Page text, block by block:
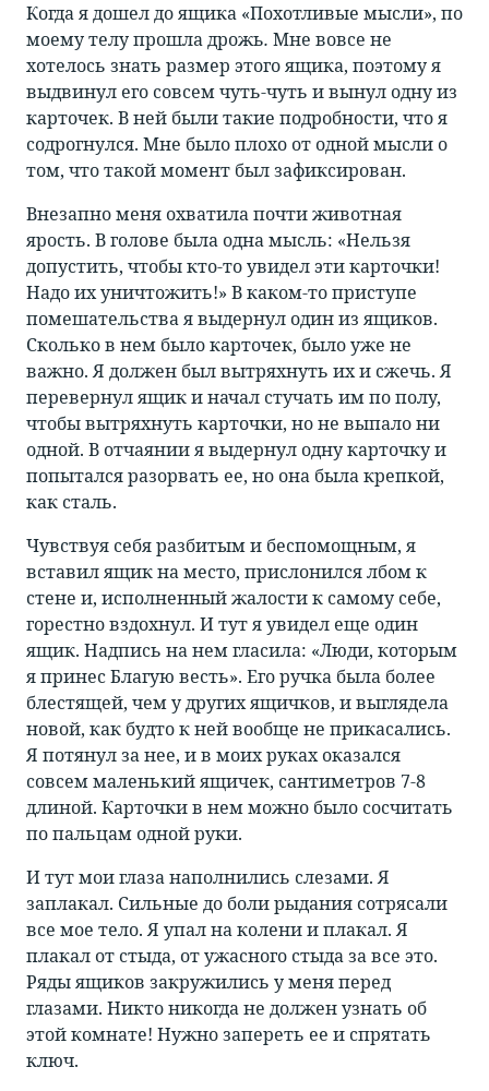
Когда я дошел до ящика «Похотливые мысли», по
моему телу прошла дрожь. Мне вовсе не
хотелось знать размер этого ящика, поэтому я
выдвинул его совсем чуть-чуть и вынул одну из
карточек. В ней были такие подробности, что я
содрогнулся. Мне было плохо от одной мысли о
том, что такой момент был зафиксирован.
Внезапно меня охватила почти животная
ярость. В голове была одна мысль: «Нельзя
допустить, чтобы кто-то увидел эти карточки!
Надо их уничтожить!» В каком-то приступе
помешательства я выдернул один из ящиков.
Сколько в нем было карточек, было уже не
важно. Я должен был вытряхнуть их и сжечь. Я
перевернул ящик и начал стучать им по полу,
чтобы вытряхнуть карточки, но не выпало ни
одной. В отчаянии я выдернул одну карточку и
попытался разорвать ее, но она была крепкой,
как сталь.
Чувствуя себя разбитым и беспомощным, я
вставил ящик на место, прислонился лбом к
стене и, исполненный жалости к самому себе,
горестно вздохнул. И тут я увидел еще один
ящик. Надпись на нем гласила: «Люди, которым
я принес Благую весть». Его ручка была более
блестящей, чем у других ящичков, и выглядела
новой, как будто к ней вообще не прикасались.
Я потянул за нее, и в моих руках оказался
совсем маленький ящичек, сантиметров 7-8
длиной. Карточки в нем можно было сосчитать
по пальцам одной руки.
И тут мои глаза наполнились слезами. Я
заплакал. Сильные до боли рыдания сотрясали
все мое тело. Я упал на колени и плакал. Я
плакал от стыда, от ужасного стыда за все это.
Ряды ящиков закружились у меня перед
глазами. Никто никогда не должен узнать об
этой комнате! Нужно запереть ее и спрятать
ключ.